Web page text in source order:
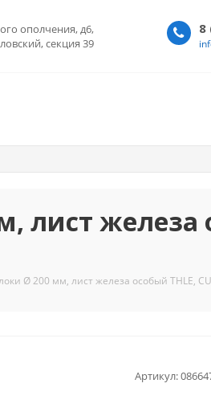
ополчения, д6,
секция 39
8
лист железа
Ø 200 мм, лист железа особый THLE,
Артикул: